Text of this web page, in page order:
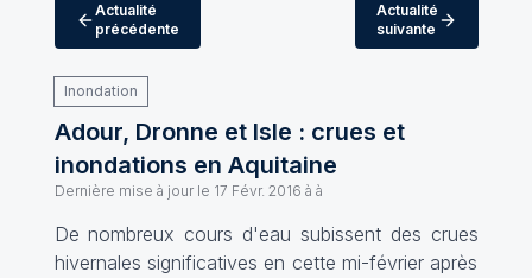
Actualité
précédente
Actualité
suivante
Inondation
Adour, Dronne et Isle : crues et
inondations en Aquitaine
Dernière mise à jour le 17 Févr. 2016 à à
De nombreux cours d'eau subissent des crues
hivernales significatives en cette mi-février après